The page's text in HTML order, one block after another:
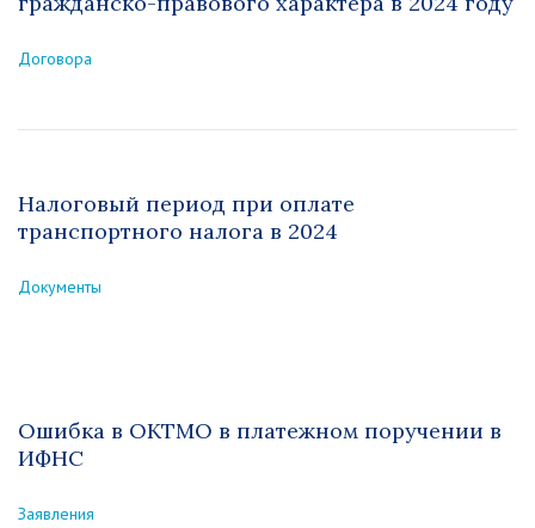
Договора
Налоговый период при оплате
транспортного налога в 2024
Документы
Ошибка в ОКТМО в платежном поручении в
ИФНС
Заявления